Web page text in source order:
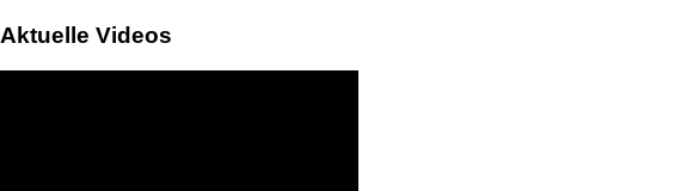
Aktuelle Videos